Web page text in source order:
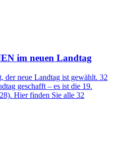
im neuen Landtag
der neue Landtag ist gewählt. 32
geschafft – es ist die 19.
Hier finden Sie alle 32